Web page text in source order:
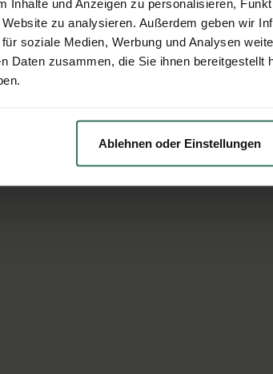
Inhalte und Anzeigen zu personalisieren,
zu analysieren. Außerdem geben wir
soziale Medien, Werbung und Analysen
Daten zusammen, die Sie ihnen bereitgestellt
Ablehnen oder Einstellungen